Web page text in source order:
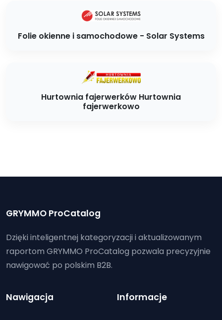
Folie okienne i samochodowe - Solar Systems
Hurtownia fajerwerków Hurtownia
fajerwerkowo
GRYMMO ProCatalog
Dzięki inteligentnej kategoryzacji i aktualizowanym
raportom GRYMMO ProCatalog pozwala precyzyjnie
nawigować po polskim B2B.
Nawigacja Informacje